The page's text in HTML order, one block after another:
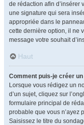
de rédaction afin d’insérer
une signature qui sera
appropriée dans le
cette dernière option, il ne
message votre souhait
Haut
Comment puis-je créer
Lorsque vous rédigez un
d’un sujet, cliquez sur
formulaire principal de
probable que vous n’ayez
Saisissez le titre du